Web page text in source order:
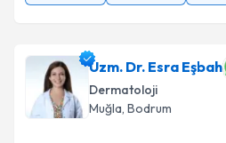
Uzm. Dr. Esra Eşbah
Dermatoloji
Muğla, Bodrum